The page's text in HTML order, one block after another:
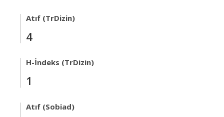
Atıf (TrDizin)
4
H-İndeks (TrDizin)
1
Atıf (Sobiad)